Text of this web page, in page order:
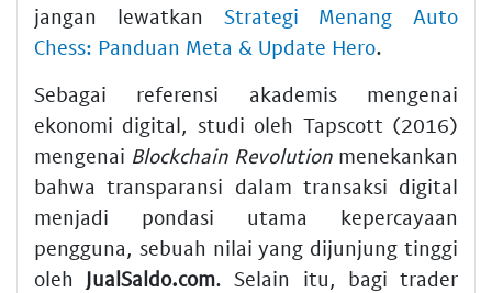
jangan lewatkan Strategi Menang Auto
Chess: Panduan Meta & Update Hero.
Sebagai referensi akademis mengenai
ekonomi digital, studi oleh Tapscott (2016)
mengenai Blockchain Revolution menekankan
bahwa transparansi dalam transaksi digital
menjadi pondasi utama kepercayaan
pengguna, sebuah nilai yang dijunjung tinggi
oleh JualSaldo.com. Selain itu, bagi trader